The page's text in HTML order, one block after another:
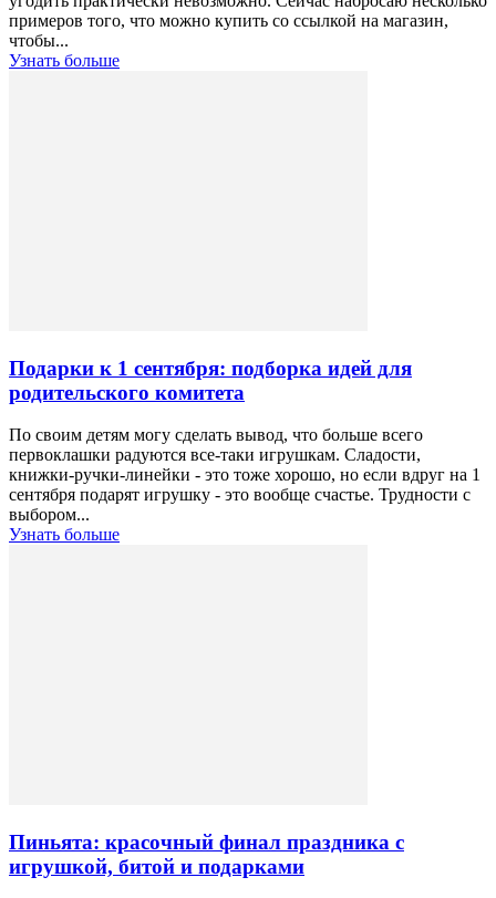
примеров того, что можно купить со ссылкой на магазин,
чтобы...
Узнать больше
Подарки к 1 сентября: подборка идей для
родительского комитета
По своим детям могу сделать вывод, что больше всего
первоклашки радуются все-таки игрушкам. Сладости,
книжки-ручки-линейки - это тоже хорошо, но если вдруг на 1
сентября подарят игрушку - это вообще счастье. Трудности с
выбором...
Узнать больше
Пиньята: красочный финал праздника с
игрушкой, битой и подарками